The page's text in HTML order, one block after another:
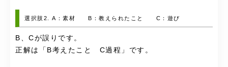
選択肢2. A：素材 B：教えられたこと C：遊び
B、Cが誤りです。
正解は「B考えたこと C過程」です。